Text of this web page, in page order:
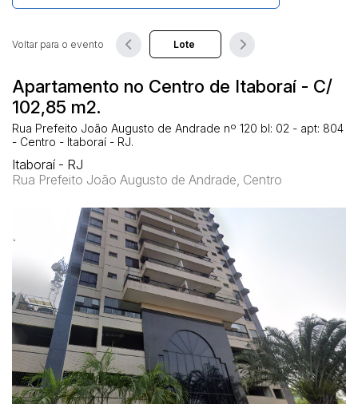
Apartamento no Centro de Itaboraí - C/
102,85 m2.
Rua Prefeito João Augusto de Andrade nº 120 bl: 02 - apt: 804
- Centro - Itaboraí - RJ.
Itaboraí - RJ
Rua Prefeito João Augusto de Andrade, Centro
Voltar para o evento